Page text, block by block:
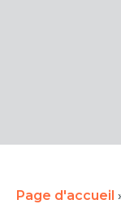
Page d'accueil